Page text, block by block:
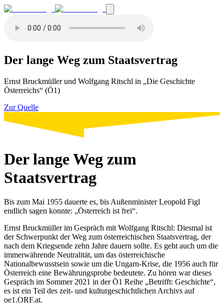
Der lange Weg zum Staatsvertrag
Ernst Bruckmüller und Wolfgang Ritschl in „Die Geschichte
Österreichs“ (Ö1)
Zur Quelle
Der lange Weg zum
Staatsvertrag
Bis zum Mai 1955 dauerte es, bis Außenminister Leopold Figl
endlich sagen konnte: „Österreich ist frei“.
Ernst Bruckmüller im Gespräch mit Wolfgang Ritschl: Diesmal ist
der Schwerpunkt der Weg zum österreichischen Staatsvertrag, der
nach dem Kriegsende zehn Jahre dauern sollte. Es geht auch um die
immerwährende Neutralität, um das österreichische
Nationalbewusstsein sowie um die Ungarn-Krise, die 1956 auch für
Österreich eine Bewährungsprobe bedeutete. Zu hören war dieses
Gespräch im Sommer 2021 in der Ö1 Reihe „Betrifft: Geschichte“,
es ist ein Teil des zeit- und kulturgeschichtlichen Archivs auf
oe1.ORF.at.